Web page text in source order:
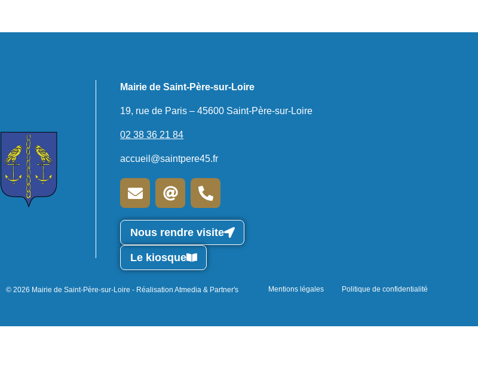
Mairie de Saint-Père-sur-Loire
19, rue de Paris – 45600 Saint-Père-sur-Loire
02 38 36 21 84
accueil@saintpere45.fr
Nous rendre visite
Le kiosque
© 2026 Mairie de Saint-Père-sur-Loire - Réalisation Atmedia & Partner's Mentions légales Politique de confidentialité